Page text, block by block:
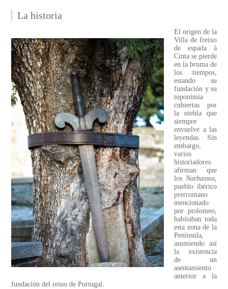
La historia
El origen de la
Villa de freixo
de espada à
Cinta se pierde
en la bruma de
los tiempos,
estando su
fundación y su
toponímia
cubiertas por
la niebla que
siempre
envuelve a las
leyendas. Sin
embargo,
varios
historiadores
afirman que
los Narbassos,
pueblo ibérico
prerromano
mencionado
por ptolomeo,
habitaban toda
esta zona de la
Península,
asumiendo así
la existencia
de un
asentamiento
anterior a la
fundación del reino de Portugal.